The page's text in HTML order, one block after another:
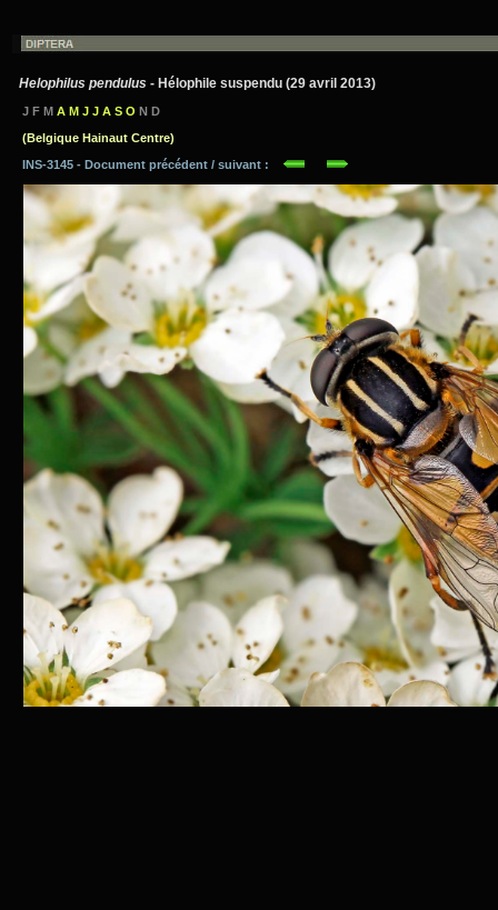
Helophilus pendulus - Hélophile suspendu (29 avril 2013)
J F M A M J J A S O N D
(Belgique Hainaut Centre)
INS-3145 - Document précédent / suivant :